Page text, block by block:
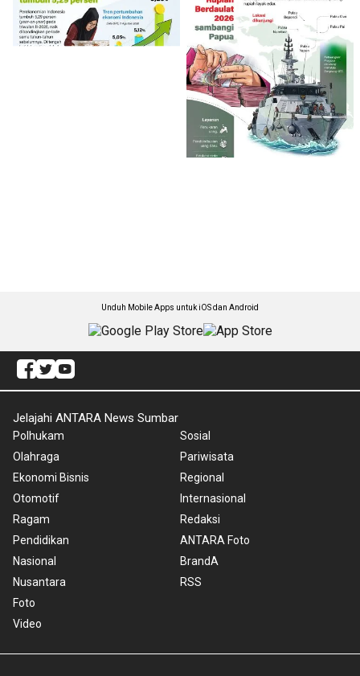
Unduh Mobile Apps untuk iOS dan Android
Jelajahi ANTARA News Sumbar
Polhukam
Olahraga
Ekonomi Bisnis
Otomotif
Ragam
Pendidikan
Nasional
Nusantara
Foto
Video
Sosial
Pariwisata
Regional
Internasional
Redaksi
ANTARA Foto
BrandA
RSS